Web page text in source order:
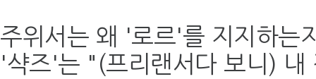
주위서는 왜 '로르'를 지지하는
'샥즈'는 "(프리랜서다 보니) 내